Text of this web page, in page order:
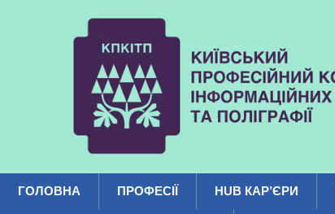
ГОЛОВНА ПРОФЕСІЇ HUB КАР’ЄРИ